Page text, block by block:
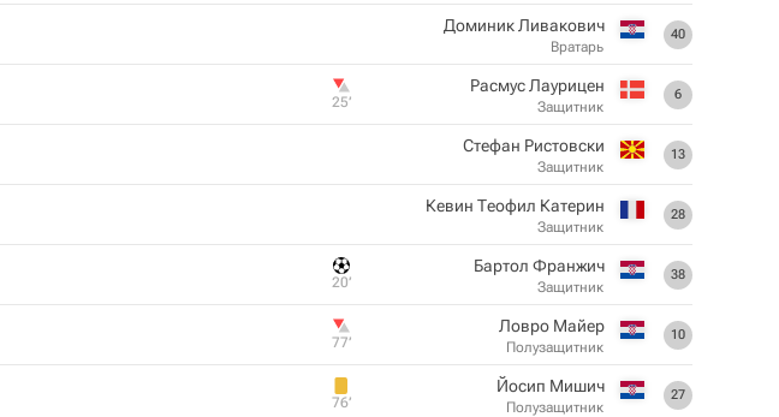
40
Доминик Ливакович
Вратарь
6
Расмус Лаурицен
Защитник
25‎’‎
13
Стефан Ристовски
Защитник
28
Кевин Теофил Катерин
Защитник
38
Бартол Франжич
Защитник
20‎’‎
10
Ловро Майер
Полузащитник
77‎’‎
27
Йосип Мишич
Полузащитник
76‎’‎